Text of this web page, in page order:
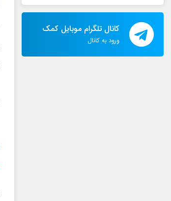
کانال تلگرام موبایل کمک
ورود به کانال